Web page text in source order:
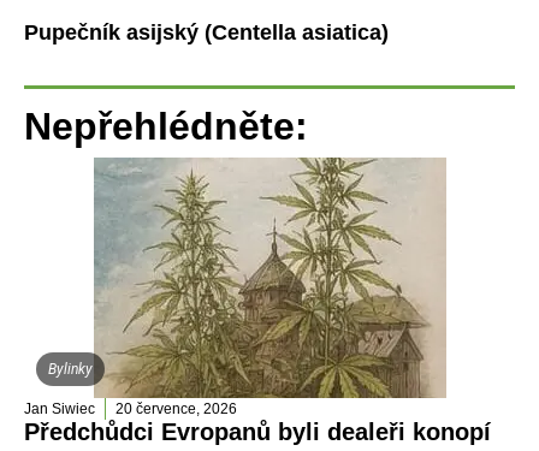
Pupečník asijský (Centella asiatica)
Nepřehlédněte:
Bylinky
Jan Siwiec 20 července, 2026
Předchůdci Evropanů byli dealeři konopí